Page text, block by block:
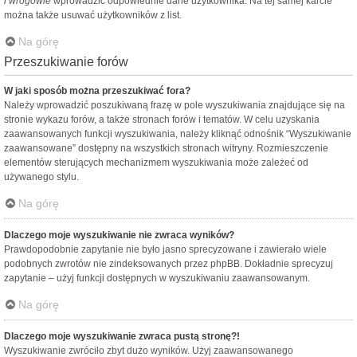
można także usuwać użytkowników z list.
Na górę
Przeszukiwanie forów
W jaki sposób można przeszukiwać fora?
Należy wprowadzić poszukiwaną frazę w pole wyszukiwania znajdujące się na
stronie wykazu forów, a także stronach forów i tematów. W celu uzyskania
zaawansowanych funkcji wyszukiwania, należy kliknąć odnośnik “Wyszukiwanie
zaawansowane” dostępny na wszystkich stronach witryny. Rozmieszczenie
elementów sterujących mechanizmem wyszukiwania może zależeć od
używanego stylu.
Na górę
Dlaczego moje wyszukiwanie nie zwraca wyników?
Prawdopodobnie zapytanie nie było jasno sprecyzowane i zawierało wiele
podobnych zwrotów nie zindeksowanych przez phpBB. Dokładnie sprecyzuj
zapytanie – użyj funkcji dostępnych w wyszukiwaniu zaawansowanym.
Na górę
Dlaczego moje wyszukiwanie zwraca pustą stronę?!
Wyszukiwanie zwróciło zbyt dużo wyników. Użyj zaawansowanego